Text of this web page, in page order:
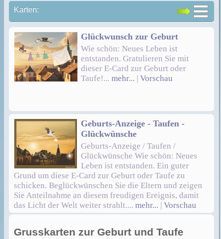
Karten:
Glückwunsch zur Geburt
Wie schön: Neues Leben ist
entstanden. Gratulieren Sie mit
dieser E-Card zur Geburt oder
Taufe!... mehr... | Vorschau
Geburts-Anzeige - Taufen -
Glückwünsche
Geburts-Anzeige / Taufen /
Glückwünsche Wie schön: Neues
Leben ist entstanden. Ein guter
Grund um diese E-Card zur Geburt oder Taufe zu
schicken. Beglückwünschen Sie die Eltern und zeigen
Sie Anteilnahme an diesem freudigen Ereignis, damit
das Licht der Welt weiter strahlt.... mehr... | Vorschau
Grusskarten zur Geburt und Taufe